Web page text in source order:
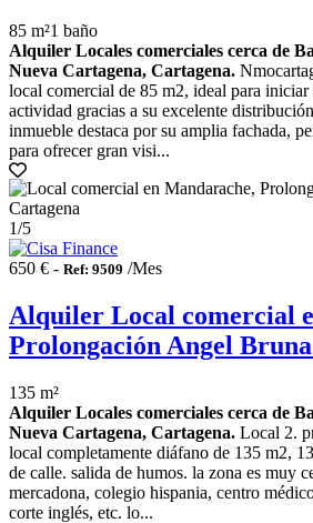
85 m²1 baño
Alquiler Locales comerciales cerca de
Nueva Cartagena, Cartagena.
local comercial de 85 m2, ideal para
actividad gracias a su excelente
inmueble destaca por su amplia fachada,
para ofrecer gran visi...
1/5
650 € - Ref: 9509 /Mes
Alquiler Local comercial
Prolongación Angel
135 m²
Alquiler Locales comerciales cerca de
Nueva Cartagena, Cartagena. Local 2.
local completamente diáfano de 135 m2,
de calle. salida de humos. la zona es muy
mercadona, colegio hispania, centro
corte inglés, etc. lo...